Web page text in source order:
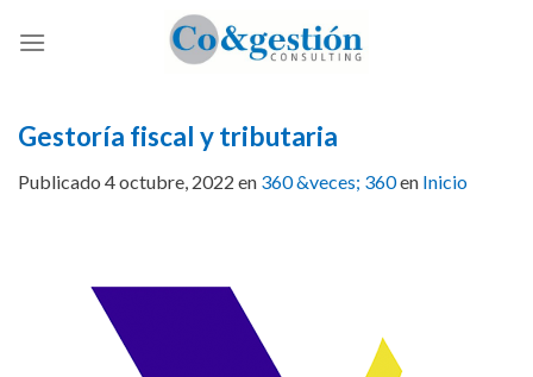
Gestoría fiscal y tributaria
Publicado 4 octubre, 2022 en 360 &veces; 360en Inicio